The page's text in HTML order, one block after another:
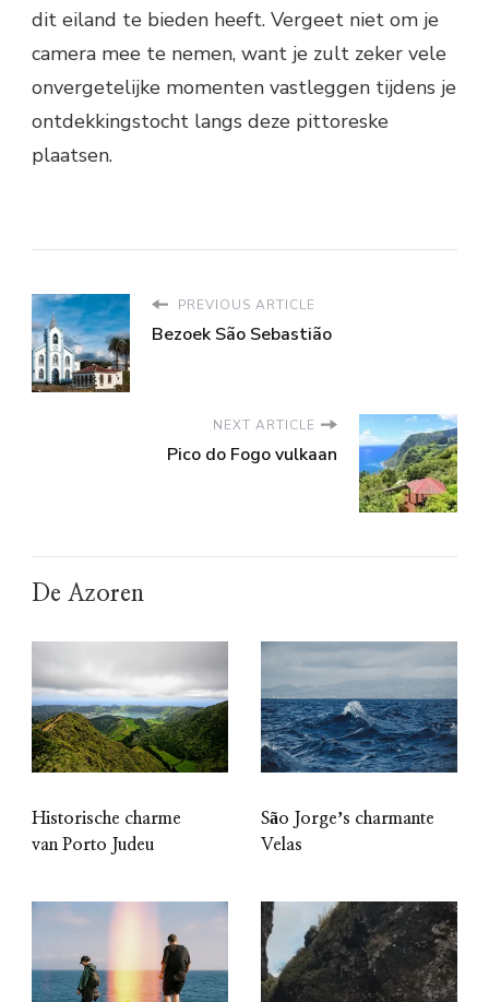
dit eiland te bieden heeft. Vergeet niet om je
camera mee te nemen, want je zult zeker vele
onvergetelijke momenten vastleggen tijdens je
ontdekkingstocht langs deze pittoreske
plaatsen.
PREVIOUS ARTICLE
Bezoek São Sebastião
NEXT ARTICLE
Pico do Fogo vulkaan
De Azoren
Historische charme
van Porto Judeu
São Jorgeʼs charmante
Velas